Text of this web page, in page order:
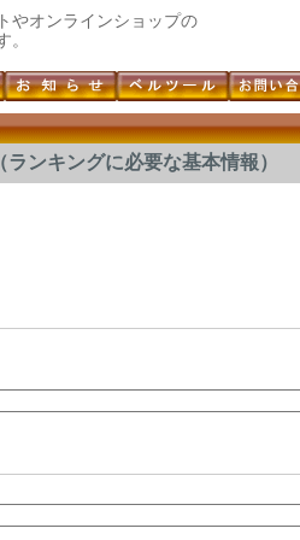
やオンラインショップの
。
ランキングに必要な基本情報）